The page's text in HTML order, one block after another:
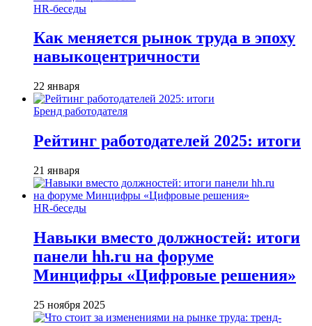
HR-беседы
Как меняется рынок труда в эпоху
навыкоцентричности
22 января
Бренд работодателя
Рейтинг работодателей 2025: итоги
21 января
HR-беседы
Навыки вместо должностей: итоги
панели hh.ru на форуме
Минцифры «Цифровые решения»
25 ноября 2025